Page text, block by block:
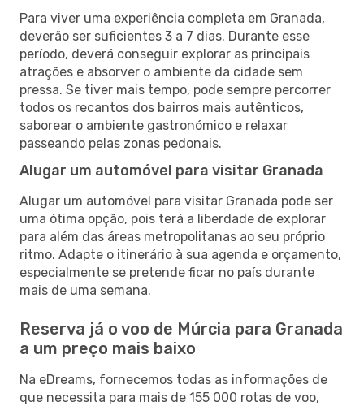
Para viver uma experiência completa em Granada,
deverão ser suficientes 3 a 7 dias. Durante esse
período, deverá conseguir explorar as principais
atrações e absorver o ambiente da cidade sem
pressa. Se tiver mais tempo, pode sempre percorrer
todos os recantos dos bairros mais autênticos,
saborear o ambiente gastronómico e relaxar
passeando pelas zonas pedonais.
Alugar um automóvel para visitar Granada
Alugar um automóvel para visitar Granada pode ser
uma ótima opção, pois terá a liberdade de explorar
para além das áreas metropolitanas ao seu próprio
ritmo. Adapte o itinerário à sua agenda e orçamento,
especialmente se pretende ficar no país durante
mais de uma semana.
Reserva já o voo de Múrcia para Granada
a um preço mais baixo
Na eDreams, fornecemos todas as informações de
que necessita para mais de 155 000 rotas de voo,